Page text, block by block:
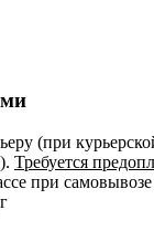
(при
Требуется
при самовывозе